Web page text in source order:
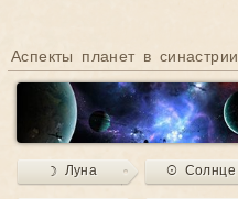
Аспекты планет в синастрии
☽ Луна ☉ Солнце